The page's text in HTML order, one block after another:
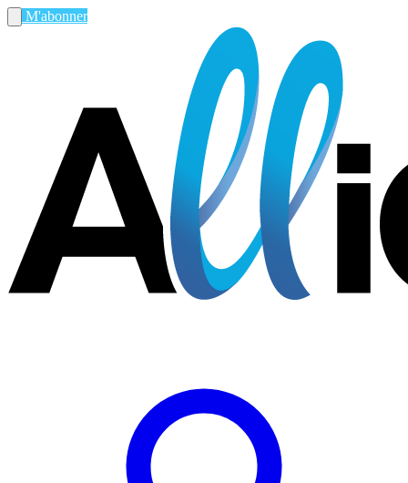
M'abonner